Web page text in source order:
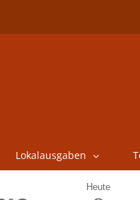
Lokalausgaben